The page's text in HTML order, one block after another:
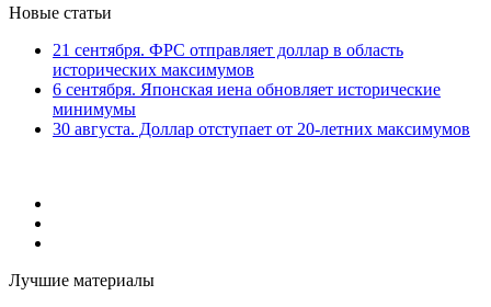
Новые статьи
21 сентября. ФРС отправляет доллар в область
исторических максимумов
6 сентября. Японская иена обновляет исторические
минимумы
30 августа. Доллар отступает от 20-летних максимумов
Лучшие материалы